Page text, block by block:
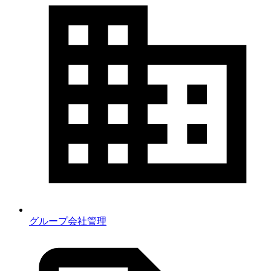
グループ会社管理